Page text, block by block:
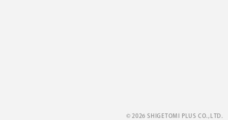
© 2026 SHIGETOMI PLUS CO.,LTD.